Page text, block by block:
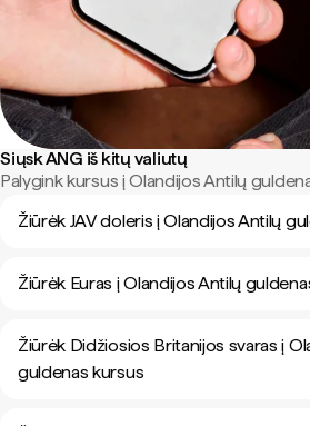
Siųsk ANG iš kitų valiutų
Palygink kursus į Olandijos Antilų
Žiūrėk JAV doleris į Olandijos Antilų
Žiūrėk Euras į Olandijos Antilų
Žiūrėk Didžiosios Britanijos svaras į
guldenas kursus